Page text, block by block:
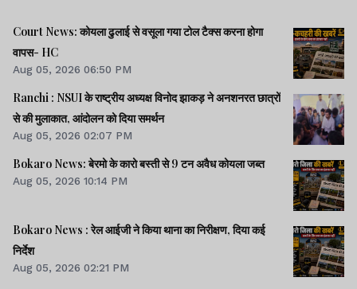
Court News: कोयला ढुलाई से वसूला गया टोल टैक्स करना होगा
वापस- HC
Aug 05, 2026 06:50 PM
Ranchi : NSUI के राष्ट्रीय अध्यक्ष विनोद झाकड़ ने अनशनरत छात्रों
से की मुलाकात, आंदोलन को दिया समर्थन
Aug 05, 2026 02:07 PM
Bokaro News: बेरमो के कारो बस्ती से 9 टन अवैध कोयला जब्त
Aug 05, 2026 10:14 PM
Bokaro News : रेल आईजी ने किया थाना का निरीक्षण, दिया कई
निर्देश
Aug 05, 2026 02:21 PM